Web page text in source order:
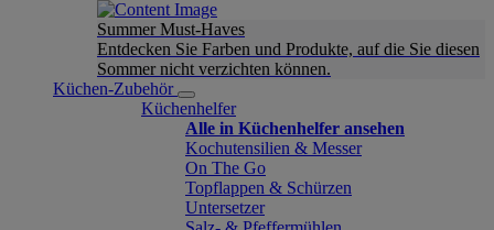
Summer Must-Haves
Entdecken Sie Farben und Produkte, auf die Sie diesen
Sommer nicht verzichten können.
Küchen-Zubehör
Küchenhelfer
Alle in Küchenhelfer ansehen
Kochutensilien & Messer
On The Go
Topflappen & Schürzen
Untersetzer